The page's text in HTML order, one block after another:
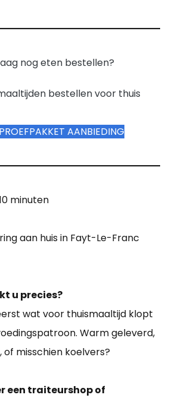
nog eten bestellen?
bestellen voor thuis
AANBIEDING
minuten
aan huis in Fayt-Le-Franc
u precies?
wat voor thuismaaltijd klopt
Warm geleverd,
of misschien koelvers?
een traiteurshop of